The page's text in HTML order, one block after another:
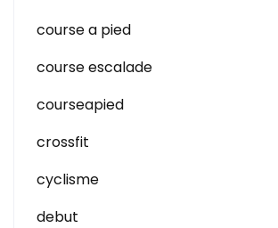
course a pied
course escalade
courseapied
crossfit
cyclisme
debut